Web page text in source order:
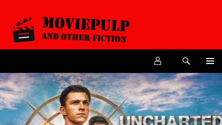
MENU
NAAR
DE
INHOUD